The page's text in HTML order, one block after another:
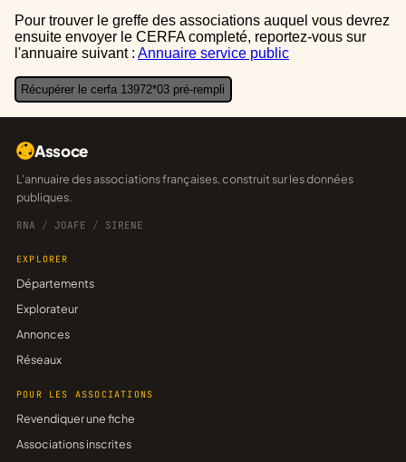
Pour trouver le greffe des associations auquel vous devrez
ensuite envoyer le CERFA completé, reportez-vous sur
l'annuaire suivant : Annuaire service public
Récupérer le cerfa 13972*03 pré-rempli
Assoce
L'annuaire des associations françaises, construit sur les données
publiques.
RNA / JOAFE / SIRENE
EXPLORER
Départements
Explorateur
Annonces
Réseaux
POUR LES ASSOCIATIONS
Revendiquer une fiche
Associations inscrites